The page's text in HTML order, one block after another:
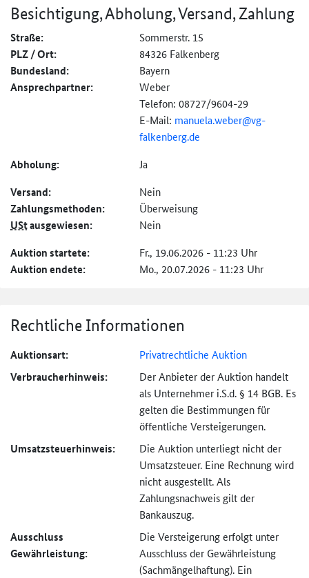
Besichtigung, Abholung, Versand, Zahlung
Straße: Sommerstr. 15
PLZ / Ort: 84326 Falkenberg
Bundesland: Bayern
Ansprechpartner:
Weber
Telefon: 08727/9604-29
E-Mail: manuela.weber@vg-
falkenberg.de
Abholung: Ja
Versand: Nein
Zahlungs­methoden: Überweisung
UStausgewiesen: Nein
Auktion startete: Fr., 19.06.2026 - 11:23 Uhr
Auktion endete: Mo., 20.07.2026 - 11:23 Uhr
Rechtliche Informationen
Auktionsart: Privatrechtliche Auktion
Verbraucher­hinweis:
Der Anbieter der Auktion handelt
als Unternehmer i.S.d. § 14 BGB. Es
gelten die Bestimmungen für
öffentliche Versteigerungen.
Umsatzsteuer­hinweis:
Die Auktion unterliegt nicht der
Umsatzsteuer. Eine Rechnung wird
nicht ausgestellt. Als
Zahlungsnachweis gilt der
Bankauszug.
Ausschluss
Gewährleistung:
Die Versteigerung erfolgt unter
Ausschluss der Gewährleistung
(Sachmängel­haftung). Ein